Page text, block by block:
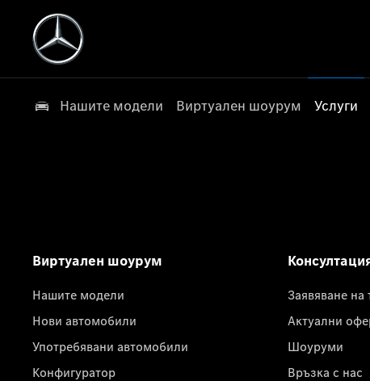
Нашите модели Виртуален шоурум Услуги
Виртуален шоурум
Нашите модели
Нови автомобили
Употребявани автомобили
Конфигуратор
Заявяване
Актуални
Шоуруми
Връзка с нас